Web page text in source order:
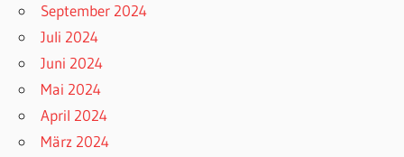
September 2024
Juli 2024
Juni 2024
Mai 2024
April 2024
März 2024